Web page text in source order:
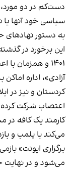
دست‌کم در دو
سیاسی خود آنها یا
به دستور نهادهای
این برخورد در
۱۴۰۱ و همزمان
آزادی»، اداره
کردستان و نیز در
اعتصاب شرکت کرده
کارمند یک کافه در
می‌کند با پلمب و
برگزاری ایونت»
می‌شود و در